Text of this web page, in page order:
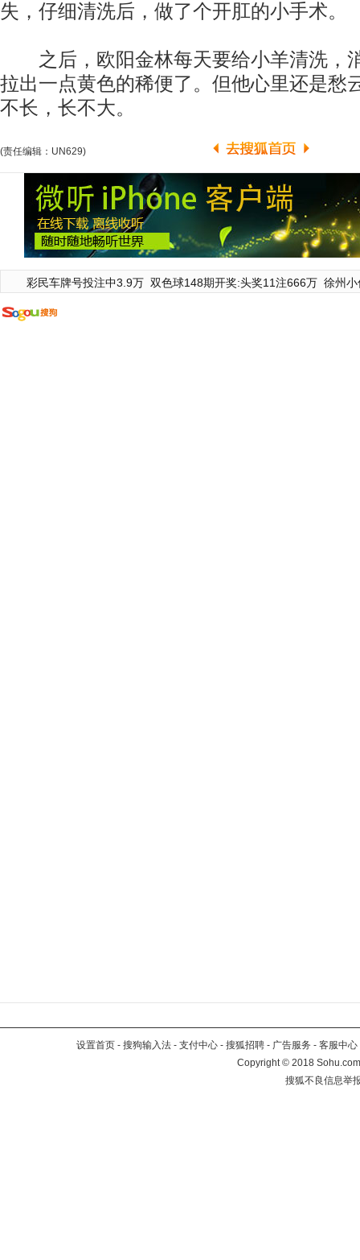
失，仔细清洗后，做了个开肛的小手术。
之后，欧阳金林每天要给小羊清洗，
拉出一点黄色的稀便了。但他心里还是愁
不长，长不大。
(责任编辑：UN629)
彩民车牌号投注中3.9万 双色球148期开奖:头奖11注666万 徐州
设置首页 - 搜狗输入法 - 支付中心 - 搜狐招聘 - 广告服务 - 客服中心
Copyright©2018
搜狐不良信息举